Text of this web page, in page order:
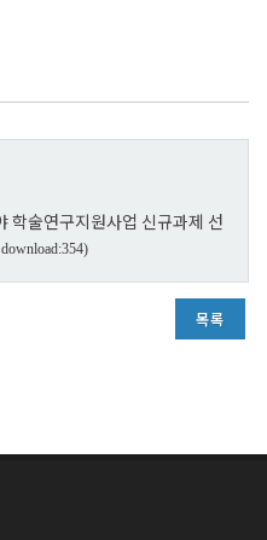
학술연구지원사업 신규과제 선
목록